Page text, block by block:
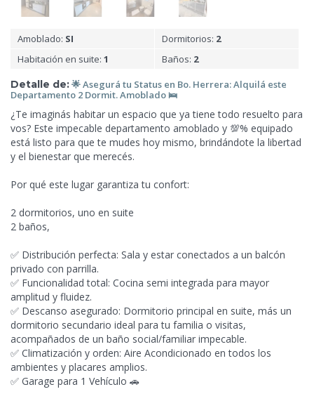
Amoblado: SI Dormitorios: 2
Habitación en suite: 1 Baños: 2
Detalle de:🌟 Asegurá tu Status en Bo. Herrera: Alquilá este
Departamento 2 Dormit. Amoblado 🛌
¿Te imaginás habitar un espacio que ya tiene todo resuelto para
vos? Este impecable departamento amoblado y 💯% equipado
está listo para que te mudes hoy mismo, brindándote la libertad
y el bienestar que merecés.
Por qué este lugar garantiza tu confort:
2 dormitorios, uno en suite
2 baños,
✅️ Distribución perfecta: Sala y estar conectados a un balcón
privado con parrilla.
✅ Funcionalidadtotal: Cocina semi integrada para mayor
amplitud y fluidez.
✅ Descanso asegurado: Dormitorio principal en suite, más un
dormitorio secundario ideal para tu familia o visitas,
acompañados de un baño social/familiar impecable.
✅ Climatización y orden: Aire Acondicionado en todos los
ambientes y placares amplios.
✅️ Garage para 1 Vehículo 🚗